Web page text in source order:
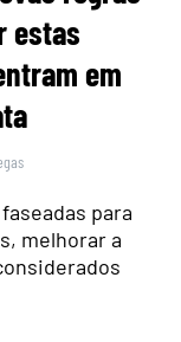
estas
em
para
melhorar a